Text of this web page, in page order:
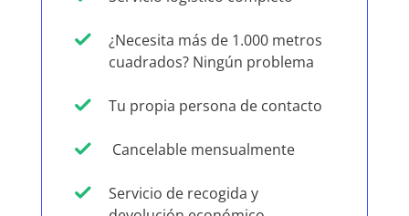
¿Necesita más de 1.000 metros
cuadrados? Ningún problema
Tu propia persona de contacto
Cancelable mensualmente
Servicio de recogida y